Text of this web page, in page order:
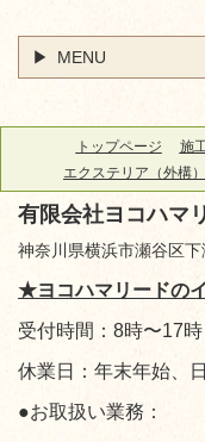
MENU
トップページ 施
エクステリア（外構）
有限会社ヨコハマ
神奈川県横浜市瀬谷区
★ヨコハマリードの
受付時間：8時〜17時
休業日：年末年始、
●お取扱い業務：